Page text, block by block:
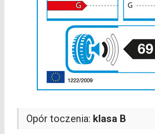
Opór toczenia: klasa B